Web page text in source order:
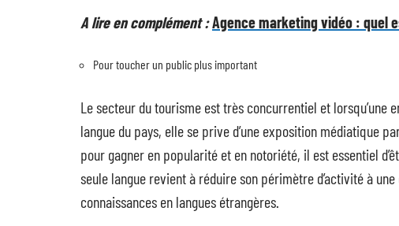
A lire en complément :Agence marketing vidéo : quel
Pour toucher un public plus important
Le secteur du tourisme est très concurrentiel et lorsqu’une
langue du pays, elle se prive d’une exposition médiatique
pour gagner en popularité et en notoriété, il est essentiel
seule langue revient à réduire son périmètre d’activité à
connaissances en langues étrangères.